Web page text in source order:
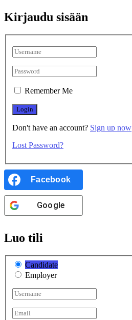
Kirjaudu sisään
Remember Me
Don't have an account? Sign up now
Lost Password?
Facebook
Google
Luo tili
Candidate
Employer